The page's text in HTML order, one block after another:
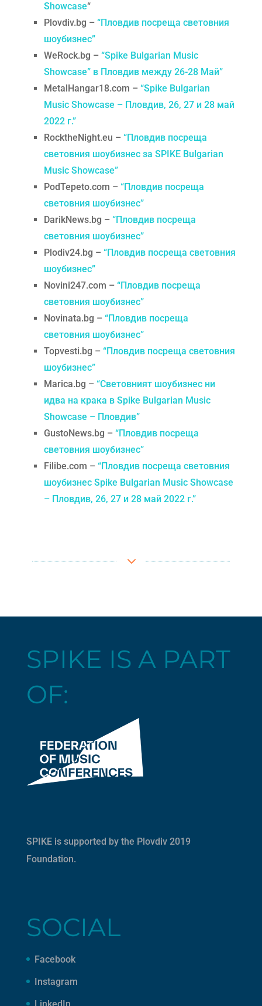
Showcase“
Plovdiv.bg – “Пловдив посреща световния
шоубизнес”
WeRock.bg – “Spike Bulgarian Music
Showcase” в Пловдив между 26-28 Май”
MetalHangar18.com – “Spike Bulgarian
Music Showcase – Пловдив, 26, 27 и 28 май
2022 г.”
RocktheNight.eu – “Пловдив посреща
световния шоубизнес за SPIKE Bulgarian
Music Showcase”
PodTepeto.com – “Пловдив посреща
световния шоубизнес”
DarikNews.bg – “Пловдив посреща
световния шоубизнес”
Plodiv24.bg – “Пловдив посреща световния
шоубизнес”
Novini247.com –“Пловдив посреща
световния шоубизнес”
Novinata.bg – “Пловдив посреща
световния шоубизнес”
Topvesti.bg – “Пловдив посреща световния
шоубизнес”
Marica.bg – “Световният шоубизнес ни
идва на крака в Spike Bulgarian Music
Showcase – Пловдив”
GustoNews.bg – “Пловдив посреща
световния шоубизнес”
Filibe.com –“Пловдив посреща световния
шоубизнес Spike Bulgarian Music Showcase
– Пловдив, 26, 27 и 28 май 2022 г.”
3
SPIKE IS A PART
OF:
SPIKE is supported by the Plovdiv 2019
Foundation.
SOCIAL
Facebook
Instagram